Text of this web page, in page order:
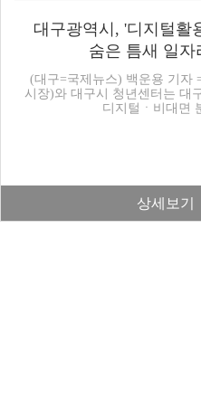
대구광역시, '디지털활
숨은 틈새 일자
(대구=국제뉴스) 백운용 기자
시장)와 대구시 청년센터는 대
디지털ㆍ비대면
상세보기